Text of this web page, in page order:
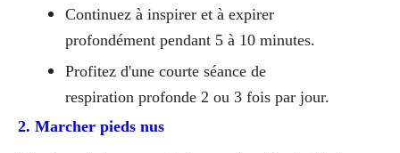
Continuez à inspirer et à expirer
profondément pendant 5 à 10 minutes.
Profitez d'une courte séance de
respiration profonde 2 ou 3 fois par jour.
2. Marcher pieds nus